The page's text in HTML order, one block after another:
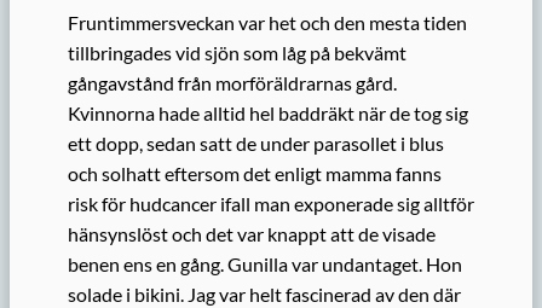
Fruntimmersveckan var het och den mesta tiden
tillbringades vid sjön som låg på bekvämt
gångavstånd från morföräldrarnas gård.
Kvinnorna hade alltid hel baddräkt när de tog sig
ett dopp, sedan satt de under parasollet i blus
och solhatt eftersom det enligt mamma fanns
risk för hudcancer ifall man exponerade sig alltför
hänsynslöst och det var knappt att de visade
benen ens en gång. Gunilla var undantaget. Hon
solade i bikini. Jag var helt fascinerad av den där